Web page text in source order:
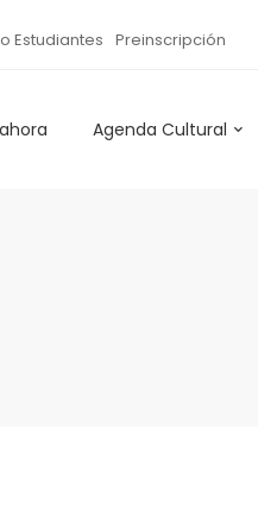
Estudiantes Preinscripción
Agenda Cultural